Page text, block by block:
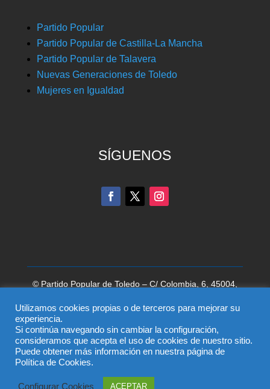
Partido Popular
Partido Popular de Castilla-La Mancha
Partido Popular de Talavera
Nuevas Generaciones de Toledo
Mujeres en Igualdad
SÍGUENOS
© Partido Popular de Toledo – C/ Colombia, 6, 45004,
El uso de este sitio implica la aceptación del
aviso legal
lapolítica de privacidady lapolítica de cookiesdel
Partido Popular
Utilizamos cookies propias o de terceros para mejorar su
experiencia.
Si continúa navegando sin cambiar la configuración,
consideramos que acepta el uso de cookies de nuestro sitio.
Puede obtener más información en nuestra página de
Política de Cookies.
Configurar Cookies ACEPTAR